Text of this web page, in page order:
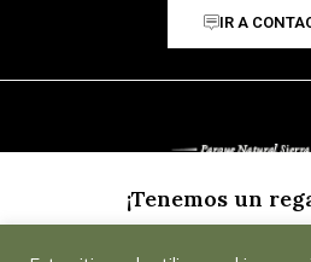
IR A
¡Tenemos un